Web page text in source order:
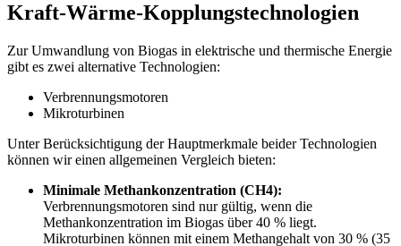
Kraft-Wärme-Kopplungstechnologien
Zur Umwandlung von Biogas in elektrische und thermische Energie
gibt es zwei alternative Technologien:
Verbrennungsmotoren
Mikroturbinen
Unter Berücksichtigung der Hauptmerkmale beider Technologien
können wir einen allgemeinen Vergleich bieten:
Minimale Methankonzentration (CH4):
Verbrennungsmotoren sind nur gültig, wenn die
Methankonzentration im Biogas über 40 % liegt.
Mikroturbinen können mit einem Methangehalt von 30 % (35